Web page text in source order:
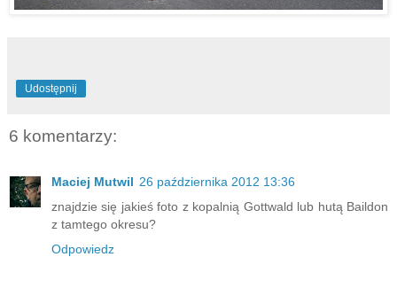
Udostępnij
6 komentarzy:
Maciej Mutwil 26 października 2012 13:36
znajdzie się jakieś foto z kopalnią Gottwald lub hutą Baildon
z tamtego okresu?
Odpowiedz